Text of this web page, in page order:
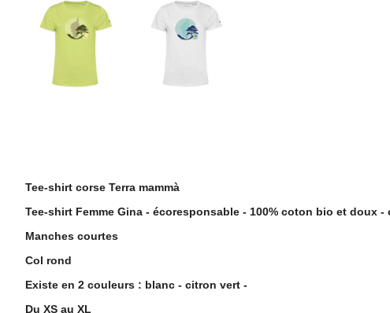
Tee-shirt corse Terra mammà
Tee-shirt Femme Gina - écoresponsable - 100% coton bio et doux -
Manches courtes
Col rond
Existe en 2 couleurs : blanc - citron vert -
Du XS au XL